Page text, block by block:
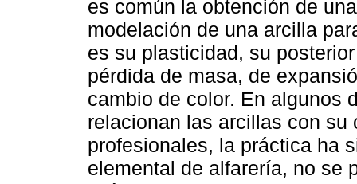
es común la obtención de
modelación de una arcilla
es su plasticidad, su
pérdida de masa, de
cambio de color. En algunos
relacionan las arcillas con
profesionales, la práctica ha
elemental de alfarería, no se